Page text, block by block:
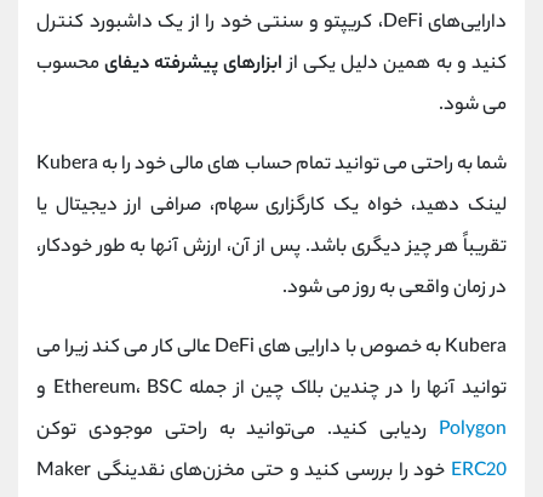
دارایی‌های DeFi، کریپتو و سنتی خود را از یک داشبورد کنترل
کنید و به همین دلیل یکی ازابزارهای پیشرفته دیفایمحسوب
می شود.
شما به راحتی می توانید تمام حساب های مالی خود را به Kubera
لینک دهید، خواه یک کارگزاری سهام، صرافی ارز دیجیتال یا
تقریباً هر چیز دیگری باشد. پس از آن، ارزش آنها به طور خودکار،
در زمان واقعی به روز می شود.
Kubera به خصوص با دارایی های DeFi عالی کار می کند زیرا می
توانید آنها را در چندین بلاک چین از جمله Ethereum، BSC و
Polygon ردیابی کنید. می‌توانید به راحتی موجودی توکن
ERC20
خود را بررسی کنید و حتی مخزن‌های نقدینگی Maker